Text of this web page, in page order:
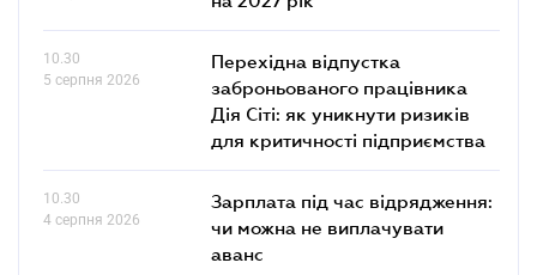
10.30
5 серпня 2026
Перехідна відпустка
заброньованого працівника
Дія Сіті: як уникнути ризиків
для критичності підприємства
10.30
4 серпня 2026
Зарплата під час відрядження:
чи можна не виплачувати
аванс